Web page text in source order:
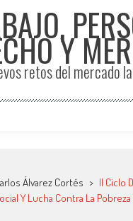
Y
retos del mercado
Álvarez Cortés > II Ciclo
Y Lucha Contra La